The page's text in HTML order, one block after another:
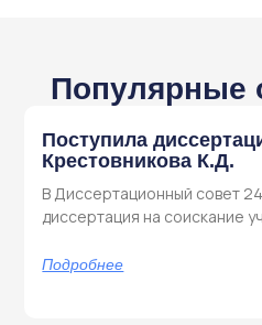
Популярные
Поступила
Крестовникова К.Д.
В Диссертационный совет
диссертация на соискание
Подробнее